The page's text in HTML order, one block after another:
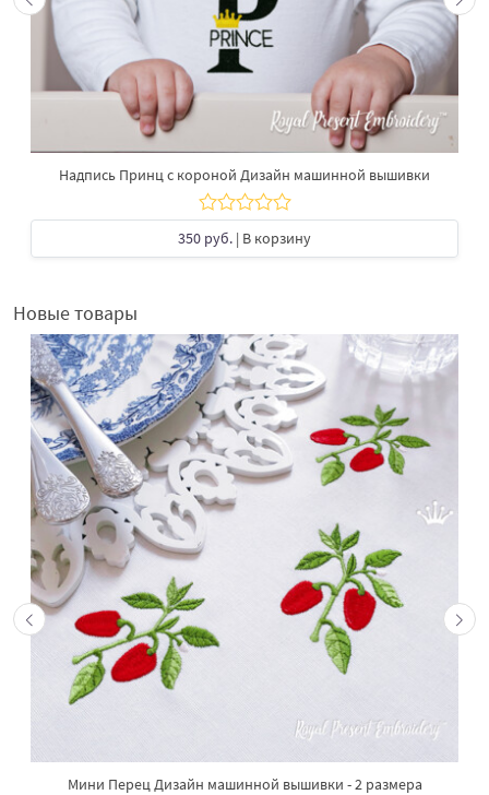
Надпись Принц с короной Дизайн машинной вышивки
350 руб. | В корзину
Новые товары
Мини Перец Дизайн машинной вышивки - 2 размера